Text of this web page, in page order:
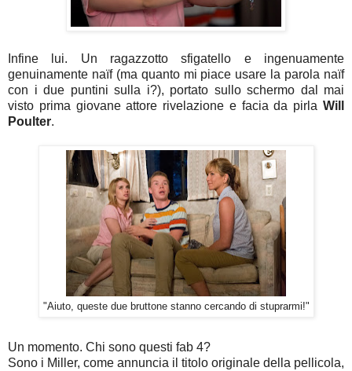
Infine lui. Un ragazzotto sfigatello e ingenuamente
genuinamente naïf (ma quanto mi piace usare la parola naïf
con i due puntini sulla i?), portato sullo schermo dal mai
visto prima giovane attore rivelazione e facia da pirla Will
Poulter.
"Aiuto, queste due bruttone stanno cercando di stuprarmi!"
Un momento. Chi sono questi fab 4?
Sono i Miller, come annuncia il titolo originale della pellicola,